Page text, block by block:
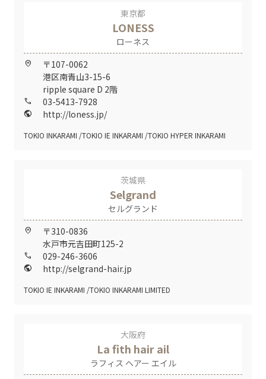
東京都
LONESS
ローネス
home_pin
〒107-0062
港区南青山3-15-6
ripple square D 2階
call 03-5413-7928
public http://loness.jp/
TOKIO INKARAMI TOKIO IE INKARAMI TOKIO HYPER INKARAMI
茨城県
Selgrand
セルグランド
home_pin
〒310-0836
水戸市元吉田町125-2
call 029-246-3606
public http://selgrand-hair.jp
TOKIO IE INKARAMI TOKIO INKARAMI LIMITED
大阪府
La fith hair ail
ラフィス ヘアー エイル